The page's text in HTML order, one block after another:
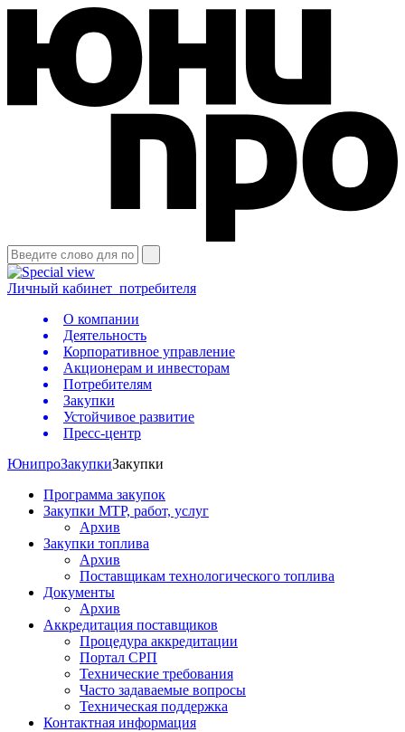
Личный кабинет потребителя
О компании
Деятельность
Корпоративное управление
Акционерам и инвесторам
Потребителям
Закупки
Устойчивое развитие
Пресс-центр
ЮнипроЗакупкиЗакупки
Программа закупок
Закупки МТР, работ, услуг
Архив
Закупки топлива
Архив
Поставщикам технологического топлива
Документы
Архив
Аккредитация поставщиков
Процедура аккредитации
Портал СРП
Технические требования
Часто задаваемые вопросы
Техническая поддержка
Контактная информация